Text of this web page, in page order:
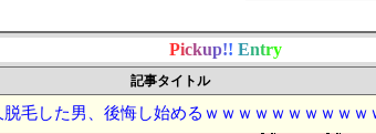
Pickup!! Entry
記事タイトル
脱毛した男、後悔し始めるｗｗｗｗｗｗｗｗｗｗ